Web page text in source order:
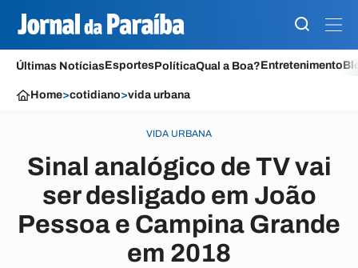
Últimas NotíciasEsportesPolíticaQual a Boa?Entretenimento
Home>cotidiano>vida urbana
VIDA URBANA
Sinal analógico de TV vai
ser desligado em João
Pessoa e Campina Grande
em 2018